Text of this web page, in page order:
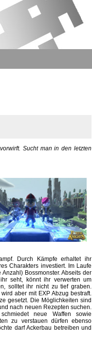
Sucht man in den letzten
Durch Kämpfe erhaltet ihr
Charakters investiert. Im Laufe
Bossmonster. Abseits der
seht, könnt ihr verwerten um
solltet ihr nicht zu tief graben.
aber mit EXP Abzug bestraft.
gesetzt. Die Möglichkeiten sind
nach neuen Rezepten suchen.
neue Waffen sowie
zu verstauen dürfen ebenso
darf Ackerbau betreiben und